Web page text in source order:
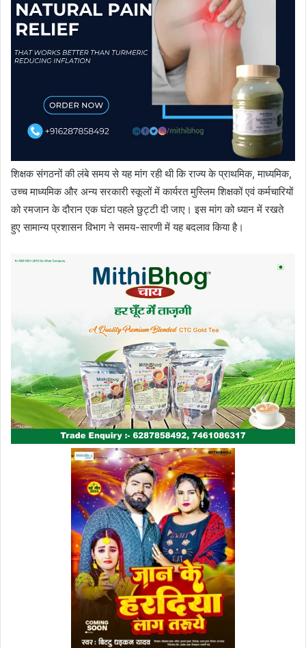
शिक्षक संगठनों की लंबे समय से यह मांग रही थी कि राज्य के प्राथमिक, माध्यमिक,
उच्च माध्यमिक और अन्य सरकारी स्कूलों में कार्यरत मुस्लिम शिक्षकों एवं कर्मचारियों
को रमजान के दौरान एक घंटा पहले छुट्टी दी जाए। इस मांग को ध्यान में रखते
हुए सामान्य प्रशासन विभाग ने समय-सारणी में यह बदलाव किया है।